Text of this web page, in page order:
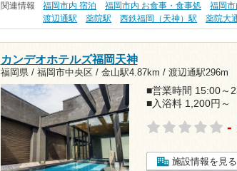
関連情報 福岡市内 宿泊 福岡市内 お食事・食事処 福岡市
渡辺通駅
薬院駅 西鉄福岡（天神）駅 薬院大
カンデオホテルズ福岡天神
福岡県 / 福岡市中央区 / 金山駅4.87km / 渡辺通駅296m
■営業時間 15:00～
■入浴料 1,200円～
-
施設情報を見る